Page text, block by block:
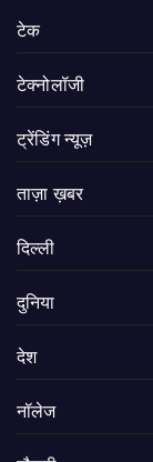
टेक
टेक्नोलॉजी
ट्रेंडिंग न्यूज़
ताज़ा ख़बर
दिल्ली
दुनिया
देश
नॉलेज